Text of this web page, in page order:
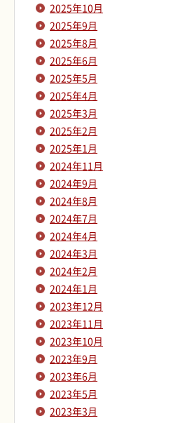
2025年10月
2025年9月
2025年8月
2025年6月
2025年5月
2025年4月
2025年3月
2025年2月
2025年1月
2024年11月
2024年9月
2024年8月
2024年7月
2024年4月
2024年3月
2024年2月
2024年1月
2023年12月
2023年11月
2023年10月
2023年9月
2023年6月
2023年5月
2023年3月